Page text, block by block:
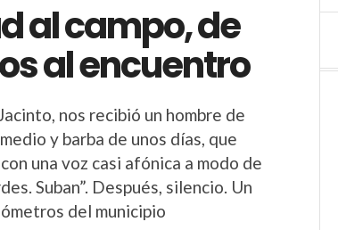
al campo, de
al encuentro
nos recibió un hombre de
y barba de unos días, que
una voz casi afónica a modo de
Suban”. Después, silencio. Un
del municipio